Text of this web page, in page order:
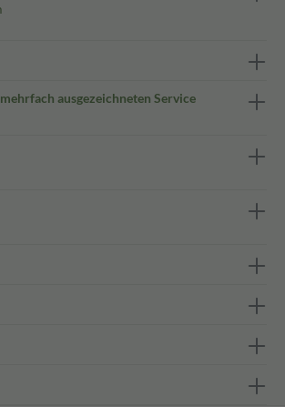
ausgezeichneten Service